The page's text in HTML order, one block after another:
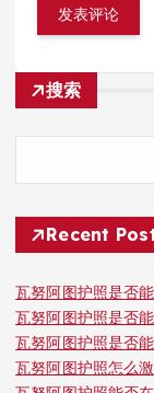
搜索
Recent
瓦努阿图护照是否
瓦努阿图护照是否
瓦努阿图护照是否
瓦努阿图护照怎么